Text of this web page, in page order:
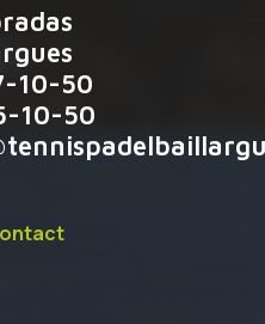
10-50
10-50